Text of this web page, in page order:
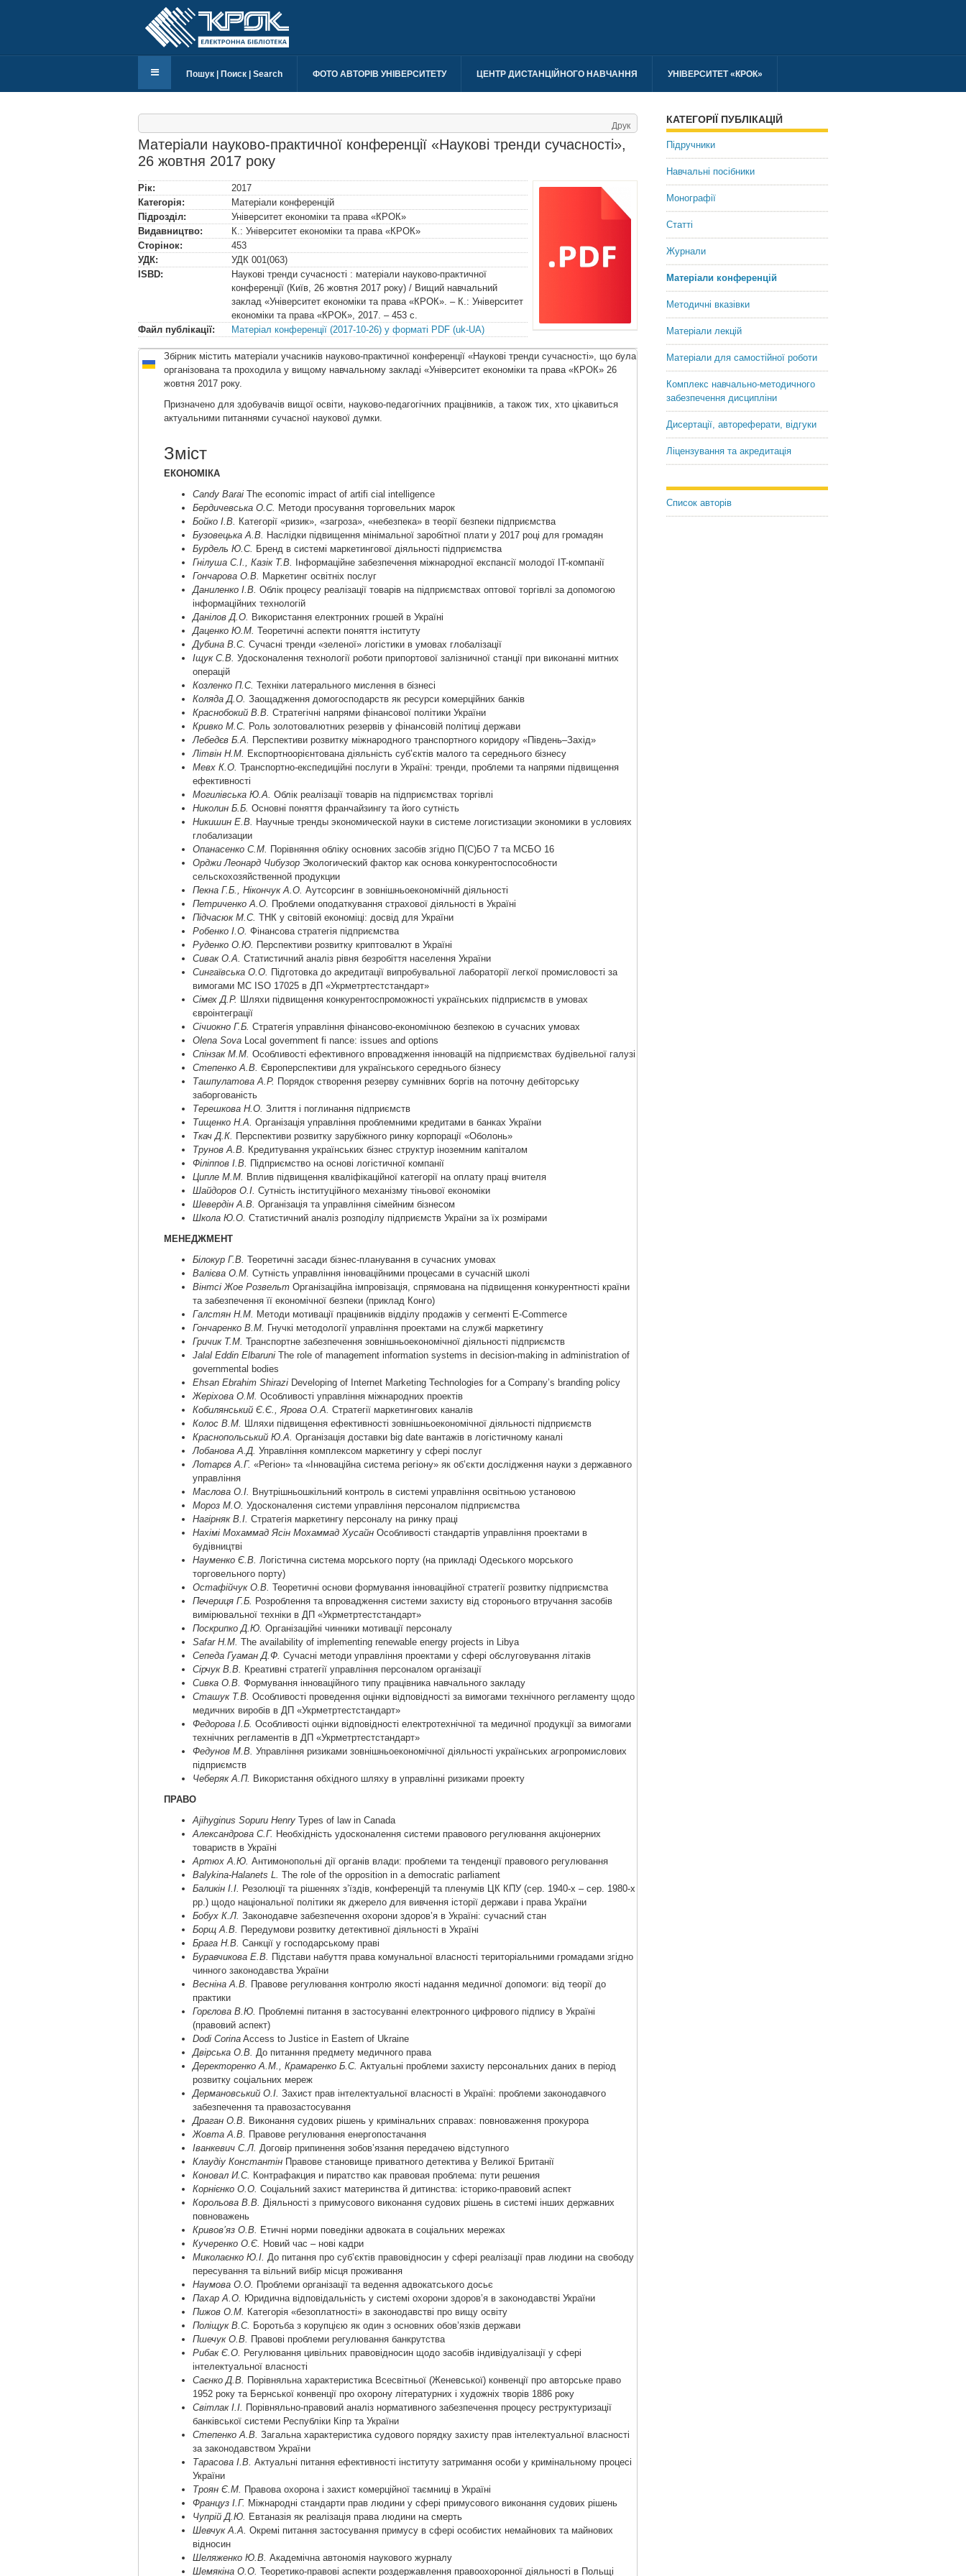
Пошук | Поиск | Search ФОТО АВТОРІВ УНІВЕРСИТЕТУ ЦЕНТР ДИСТАНЦІЙНОГО НАВЧАННЯ УНІВЕРСИТЕТ «КРОК»
Друк
Матеріали науково-практичної конференції «Наукові тренди сучасності»,
26 жовтня 2017 року
Рік:
2017
Категорія:
Матеріали конференцій
Підрозділ:
Університет економіки та права «КРОК»
Видавництво:
К.: Університет економіки та права «КРОК»
Сторінок:
453
УДК:
УДК 001(063)
ISBD:
Наукові тренди сучасності : матеріали науково-практичної
конференції (Київ, 26 жовтня 2017 року) / Вищий навчальний
заклад «Університет економіки та права «КРОК». – К.: Університет
економіки та права «КРОК», 2017. – 453 с.
Файл публікації:
Матеріал конференції (2017-10-26) у форматі PDF (uk-UA)
Збірник містить матеріали учасників науково-практичної конференції «Наукові тренди сучасності», що була
організована та проходила у вищому навчальному закладі «Університет економіки та права «КРОК» 26
жовтня 2017 року.
Призначено для здобувачів вищої освіти, науково-педагогічних працівників, а також тих, хто цікавиться
актуальними питаннями сучасної наукової думки.
Зміст
ЕКОНОМІКА
Candy Barai The economic impact of artifi cial intelligence
Бердичевська О.С. Методи просування торговельних марок
Бойко І.В. Категорії «ризик», «загроза», «небезпека» в теорії безпеки підприємства
Бузовецька А.В. Наслідки підвищення мінімальної заробітної плати у 2017 році для громадян
Бурдель Ю.С. Бренд в системі маркетингової діяльності підприємства
Гнілуша С.І., Казік Т.В.
Інформаційне забезпечення міжнародної експансії молодої IT-компанії
Гончарова О.В. Маркетинг освітніх послуг
Даниленко І.В. Облік процесу реалізації товарів на підприємствах оптової торгівлі за допомогою
інформаційних технологій
Данілов Д.О. Використання електронних грошей в Україні
Даценко Ю.М. Теоретичні аспекти поняття інституту
Дубина В.С. Сучасні тренди «зеленої» логістики в умовах глобалізації
Іщук С.В. Удосконалення технології роботи припортової залізничної станції при виконанні митних
операцій
Козленко П.С. Техніки латерального мислення в бізнесі
Коляда Д.О. Заощадження домогосподарств як ресурси комерційних банків
Краснобокий В.В. Стратегічні напрями фінансової політики України
Кривко М.С. Роль золотовалютних резервів у фінансовій політиці держави
Лебедєв Б.А. Перспективи розвитку міжнародного транспортного коридору «Південь–Захід»
Літвін Н.М. Експортноорієнтована діяльність суб’єктів малого та середнього бізнесу
Мевх К.О. Транспортно-експедиційні послуги в Україні: тренди, проблеми та напрями підвищення
ефективності
Могилівська Ю.А. Облік реалізації товарів на підприємствах торгівлі
Николин Б.Б. Основні поняття франчайзингу та його сутність
Никишин Е.В. Научные тренды экономической науки в системе логистизации экономики в условиях
глобализации
Опанасенко С.М. Порівняння обліку основних засобів згідно П(С)БО 7 та МСБО 16
Орджи Леонард Чибузор Экологический фактор как основа конкурентоспособности
сельскохозяйственной продукции
Пекна Г.Б., Нікончук А.О. Аутсорсинг в зовнішньоекономічній діяльності
Петриченко А.О. Проблеми оподаткування страхової діяльності в Україні
Підчасюк М.С. ТНК у світовій економіці: досвід для України
Робенко І.О. Фінансова стратегія підприємства
Руденко О.Ю. Перспективи розвитку криптовалют в Україні
Сивак О.А. Статистичний аналіз рівня безробіття населення України
Сингаївська О.О. Підготовка до акредитації випробувальної лабораторії легкої промисловості за
вимогами МС ISO 17025 в ДП «Укрметртестстандарт»
Сімех Д.Р. Шляхи підвищення конкурентоспроможності українських підприємств в умовах
євроінтеграції
Ciчиoкнo Г.Б. Стратегія управління фінансово-економічною безпекою в сучасних умовах
Olena Sova Local government fi nance: issues and options
Спінзак М.М. Особливості ефективного впровадження інновацій на підприємствах будівельної галузі
Степенко А.В. Європерспективи для українського середнього бізнесу
Ташпулатова А.Р. Порядок створення резерву сумнівних боргів на поточну дебіторську
заборгованість
Терешкова Н.О. Злиття і поглинання підприємств
Тищенко Н.А. Організація управління проблемними кредитами в банках України
Ткач Д.К. Перспективи розвитку зарубіжного ринку корпорації «Оболонь»
Трунов А.В. Кредитування українських бізнес структур іноземним капіталом
Філіппов І.В. Підприємство на основі логістичної компанії
Ципле М.М. Вплив підвищення кваліфікаційної категорії на оплату праці вчителя
Шайдоров О.І. Сутність інституційного механізму тіньової економіки
Шевердін А.В. Організація та управління сімейним бізнесом
Школа Ю.О. Статистичний аналіз розподілу підприємств України за їх розмірами
МЕНЕДЖМЕНТ
Білокур Г.В. Теоретичні засади бізнес-планування в сучасних умовах
Валієва О.М. Сутність управління інноваційними процесами в сучасній школі
Вінтсі Жое Розвельт Організаційна імпровізація, спрямована на підвищення конкурентності країни
та забезпечення її економічної безпеки (приклад Конго)
Галстян Н.М. Методи мотивації працівників відділу продажів у сегменті E-Commerce
Гончаренко В.М. Гнучкі методології управління проектами на службі маркетингу
Гричик Т.М. Транспортне забезпечення зовнішньоекономічної діяльності підприємств
Jalal Eddin Elbaruni The role of management information systems in decision-making in administration of
governmental bodies
Ehsan Ebrahim Shirazi Developing of Internet Marketing Technologies for a Company’s branding policy
Жеріхова О.М. Особливості управління міжнародних проектів
Кобилянський Є.Є., Ярова О.А. Стратегії маркетингових каналів
Колос В.М. Шляхи підвищення ефективності зовнішньоекономічної діяльності підприємств
Краснопольський Ю.А. Організація доставки big date вантажів в логістичному каналі
Лобанова А.Д. Управління комплексом маркетингу у сфері послуг
Лотарєв А.Г. «Регіон» та «Інноваційна система регіону» як об’єкти дослідження науки з державного
управління
Маслова О.І. Внутрішньошкільний контроль в системі управління освітньою установою
Мороз М.О. Удосконалення системи управління персоналом підприємства
Нагірняк В.І. Стратегія маркетингу персоналу на ринку праці
Нахімі Мохаммад Ясін Мохаммад Хусайн Особливості стандартів управління проектами в
будівництві
Науменко Є.В. Логістична система морського порту (на прикладі Одеського морського
торговельного порту)
Остафійчук О.В. Теоретичні основи формування інноваційної стратегії розвитку підприємства
Печериця Г.Б. Розроблення та впровадження системи захисту від сторонього втручання засобів
вимірювальної техніки в ДП «Укрметртестстандарт»
Поскрипко Д.Ю. Організаційні чинники мотивації персоналу
Safar H.M. The availability of implementing renewable energy projects in Libya
Сепеда Гуаман Д.Ф. Сучасні методи управління проектами у сфері обслуговування літаків
Сірчук В.В. Креативні стратегії управління персоналом організації
Сивка О.В. Формування інноваційного типу працівника навчального закладу
Сташук Т.В. Особливості проведення оцінки відповідності за вимогами технічного регламенту щодо
медичних виробів в ДП «Укрметртестстандарт»
Федорова І.Б. Особливості оцінки відповідності електротехнічної та медичної продукції за вимогами
технічних регламентів в ДП «Укрметртестстандарт»
Федунов М.В. Управління ризиками зовнішньоекономічної діяльності українських агропромислових
підприємств
Чеберяк А.П. Використання обхідного шляху в управлінні ризиками проекту
ПРАВО
Ajihyginus Sopuru Henry Types of law in Canada
Александрова С.Г. Необхідність удосконалення системи правового регулювання акціонерних
товариств в Україні
Артюх А.Ю. Антимонопольні дії органів влади: проблеми та тенденції правового регулювання
Balykina-Halanets L. The role of the opposition in a democratic parliament
Баликін І.І. Резолюції та рішеннях з’їздів, конференцій та пленумів ЦК КПУ (сер. 1940-х – сер. 1980-х
рр.) щодо національної політики як джерело для вивчення історії держави і права України
Бобух К.Л. Законодавче забезпечення охорони здоров’я в Україні: сучасний стан
Борщ А.В. Передумови розвитку детективної діяльності в Україні
Брага Н.В. Санкції у господарському праві
Буравчикова Е.В. Підстави набуття права комунальної власності територіальними громадами згідно
чинного законодавства України
Весніна А.В. Правове регулювання контролю якості надання медичної допомоги: від теорії до
практики
Горєлова В.Ю. Проблемні питання в застосуванні електронного цифрового підпису в Україні
(правовий аспект)
Dodi Corina Access to Justice in Eastern of Ukraine
Двірська О.В. До питанння предмету медичного права
Деректоренко А.М., Крамаренко Б.С. Актуальні проблеми захисту персональних даних в період
розвитку соціальних мереж
Дермановський О.I. Захист прав інтелектуальної власності в Україні: проблеми законодавчого
забезпечення та правозастосування
Драган О.В. Виконання судових рішень у кримінальних справах: повноваження прокурора
Жовта А.В. Правове регулювання енергопостачання
Іванкевич С.Л. Договір припинення зобов’язання передачею відступного
Клаудіу Константін Правове становище приватного детектива у Великої Британії
Коновал И.С. Контрафакция и пиратство как правовая проблема: пути решения
Корнієнко О.О. Соціальний захист материнства й дитинства: історико-правовий аспект
Корольова В.В. Діяльності з примусового виконання судових рішень в системі інших державних
повноважень
Кривов’яз О.В. Етичні норми поведінки адвоката в соціальних мережах
Кучеренко О.Є. Новий час – нові кадри
Миколаєнко Ю.І. До питання про суб’єктів правовідносин у сфері реалізації прав людини на свободу
пересування та вільний вибір місця проживання
Наумова О.О. Проблеми організації та ведення адвокатського досьє
Пахар А.О. Юридична відповідальність у системі охорони здоров’я в законодавстві України
Пижов О.М. Категорія «безоплатності» в законодавстві про вищу освіту
Поліщук В.С. Боротьба з корупцією як один з основних обов’язків держави
Пшечук О.В. Правові проблеми регулювання банкрутства
Рибак Є.О. Регулювання цивільних правовідносин щодо засобів індивідуалізації у сфері
інтелектуальної власності
Саєнко Д.В. Порівняльна характеристика Всесвітньої (Женевської) конвенції про авторське право
1952 року та Бернської конвенції про охорону літературних і художніх творів 1886 року
Світлак І.І. Порівняльно-правовий аналіз нормативного забезпечення процесу реструктуризації
банківської системи Республіки Кіпр та України
Степенко А.В. Загальна характеристика судового порядку захисту прав інтелектуальної власності
за законодавством України
Тарасова І.В. Актуальні питання ефективності інституту затримання особи у кримінальному процесі
України
Троян Є.М. Правова охорона і захист комерційної таємниці в Україні
Француз І.Г. Міжнародні стандарти прав людини у сфері примусового виконання судових рішень
Чупрій Д.Ю. Евтаназія як реалізація права людини на смерть
Шевчук А.А. Окремі питання застосування примусу в сфері особистих немайнових та майнових
відносин
Шеляженко Ю.В. Академічна автономія наукового журналу
Шемякіна О.О. Теоретико-правові аспекти роздержавлення правоохоронної діяльності в Польщі
КАТЕГОРІЇ ПУБЛІКАЦІЙ
Підручники
Навчальні посібники
Монографії
Статті
Журнали
Матеріали конференцій
Методичні вказівки
Матеріали лекцій
Матеріали для самостійної роботи
Комплекс навчально-методичного
забезпечення дисципліни
Дисертації, автореферати, відгуки
Ліцензування та акредитація
Список авторів